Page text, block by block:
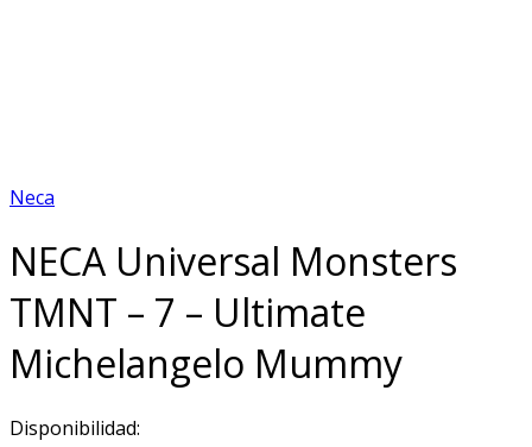
Neca
NECA Universal Monsters
TMNT – 7 – Ultimate
Michelangelo Mummy
Disponibilidad: